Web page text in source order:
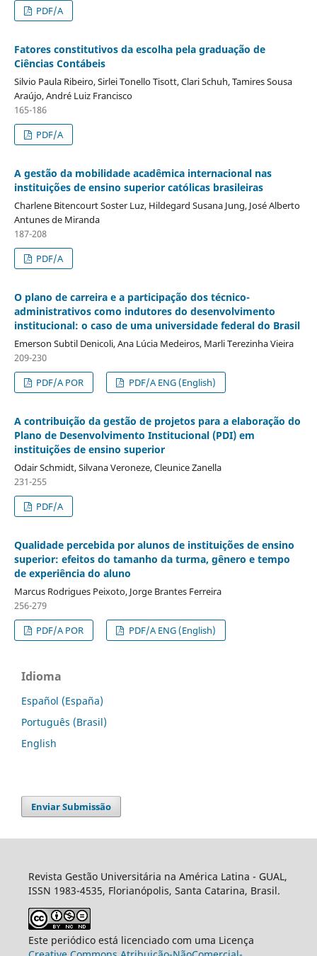
PDF/A
Fatores constitutivos da escolha pela graduação de
Ciências Contábeis
Silvio Paula Ribeiro, Sirlei Tonello Tisott, Clari Schuh, Tamires Sousa
Araújo, André Luiz Francisco
165-186
PDF/A
A gestão da mobilidade acadêmica internacional nas
instituições de ensino superior católicas brasileiras
Charlene Bitencourt Soster Luz, Hildegard Susana Jung, José Alberto
Antunes de Miranda
187-208
PDF/A
O plano de carreira e a participação dos técnico-
administrativos como indutores do desenvolvimento
institucional: o caso de uma universidade federal do Brasil
Emerson Subtil Denicoli, Ana Lúcia Medeiros, Marli Terezinha Vieira
209-230
PDF/A POR
PDF/A ENG (English)
A contribuição da gestão de projetos para a elaboração do
Plano de Desenvolvimento Institucional (PDI) em
instituições de ensino superior
Odair Schmidt, Silvana Veroneze, Cleunice Zanella
231-255
PDF/A
Qualidade percebida por alunos de instituições de ensino
superior: efeitos do tamanho da turma, gênero e tempo
de experiência do aluno
Marcus Rodrigues Peixoto, Jorge Brantes Ferreira
256-279
PDF/A POR
PDF/A ENG (English)
Idioma
Español (España)
Português (Brasil)
English
Enviar Submissão
Revista Gestão Universitária na América Latina - GUAL,
ISSN 1983-4535, Florianópolis, Santa Catarina, Brasil.
Este periódico está licenciado com uma Licença